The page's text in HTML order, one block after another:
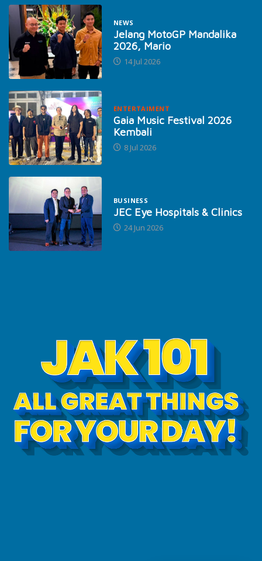
NEWS
Jelang MotoGP Mandalika
2026, Mario
14 Jul 2026
ENTERTAIMENT
Gaia Music Festival 2026
Kembali
8 Jul 2026
BUSINESS
JEC Eye Hospitals & Clinics
24 Jun 2026